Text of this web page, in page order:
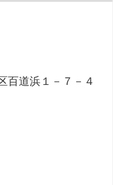
百道浜１－７－４